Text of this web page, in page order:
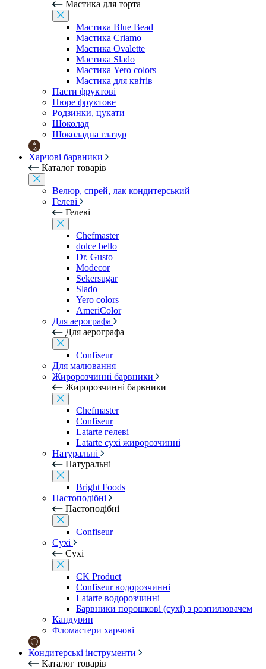
Мастика для торта
Мастика Blue Bead
Мастика Criamo
Мастика Ovalette
Мастика Slado
Мастика Yero colors
Мастика для квітів
Пасти фруктові
Пюре фруктове
Родзинки, цукати
Шоколад
Шоколадна глазур
Харчові барвники
Каталог товарів
Велюр, спрей, лак кондитерський
Гелеві
Гелеві
Chefmaster
dolce bello
Dr. Gusto
Modecor
Sekersugar
Slado
Yero colors
AmeriColor
Для аерографа
Для аерографа
Confiseur
Для малювання
Жиророзчинні барвники
Жиророзчинні барвники
Chefmaster
Confiseur
Latarte гелеві
Latarte сухі жиророзчинні
Натуральні
Натуральні
Bright Foods
Пастоподібні
Пастоподібні
Confiseur
Сухі
Сухі
CK Product
Confiseur водорозчинні
Latarte водорозчинні
Барвники порошкові (сухі) з розпилювачем
Кандурин
Фломастери харчові
Кондитерські інструменти
Каталог товарів